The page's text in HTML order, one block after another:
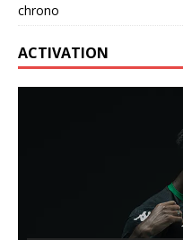
chrono
ACTIVATION